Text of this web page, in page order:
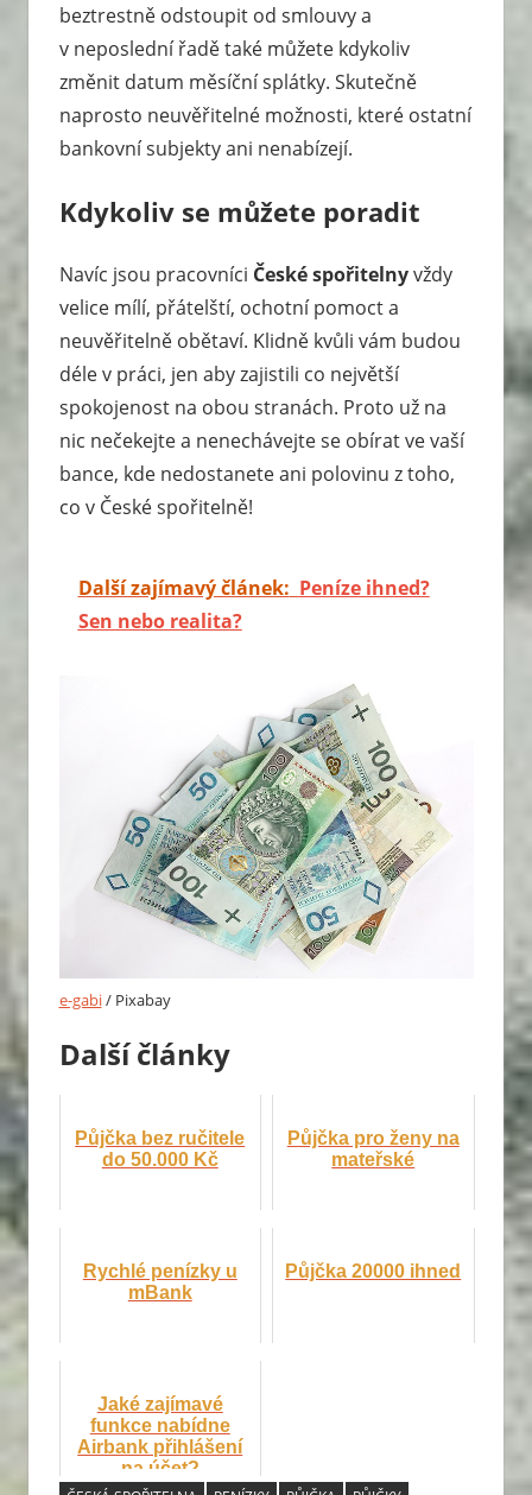
beztrestně odstoupit od smlouvy a
v neposlední řadě také můžete kdykoliv
změnit datum měsíční splátky. Skutečně
naprosto neuvěřitelné možnosti, které ostatní
bankovní subjekty ani nenabízejí.
Kdykoliv se můžete poradit
Navíc jsou pracovníci České spořitelnyvždy
velice mílí, přátelští, ochotní pomoct a
neuvěřitelně obětaví. Klidně kvůli vám budou
déle v práci, jen aby zajistili co největší
spokojenost na obou stranách. Proto už na
nic nečekejte a nenechávejte se obírat ve vaší
bance, kde nedostanete ani polovinu z toho,
co v České spořitelně!
Další zajímavý článek: Peníze ihned?
Sen nebo realita?
e-gabi/ Pixabay
Další články
Půjčka bez ručitele
do 50.000 Kč
Půjčka pro ženy na
mateřské
Rychlé penízky u
mBank
Půjčka 20000 ihned
Jaké zajímavé
funkce nabídne
Airbank přihlášení
na účet?